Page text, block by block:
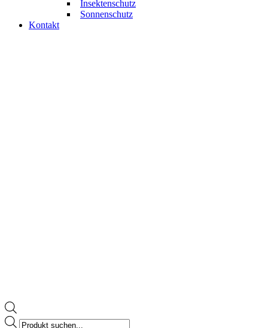
Insektenschutz
Sonnenschutz
Kontakt
Products